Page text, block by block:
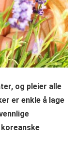
og pleier alle
er enkle å lage
koreanske